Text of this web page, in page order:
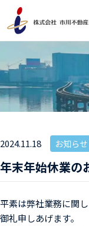
2024.11.18 お知らせ
年末年始休業の
平素は弊社業務に関
御礼申しあげます。